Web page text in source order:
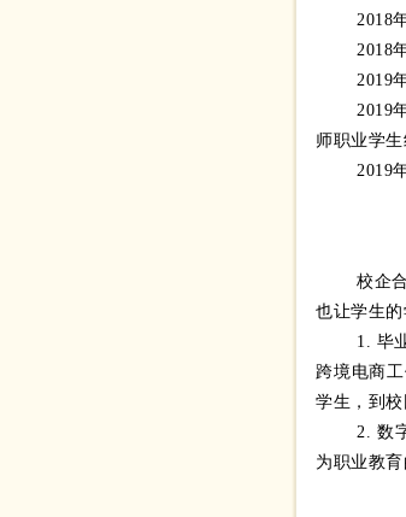
2018
2018
2019
2019
师职业学生
2019
校企
也让学生的
1. 毕
跨境电商
学生，到
2. 数
为职业教